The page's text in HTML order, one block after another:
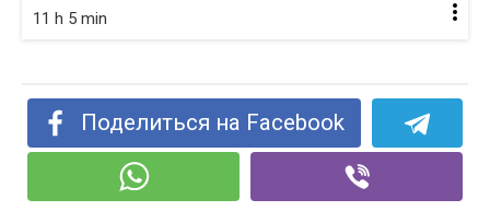
11 h 5 min
Поделиться на Facebook